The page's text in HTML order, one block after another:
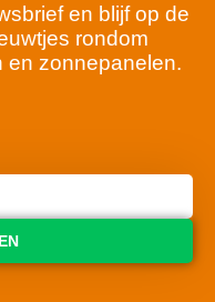
en blijf op de
rondom
en zonnepanelen.